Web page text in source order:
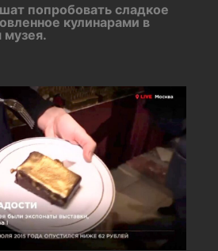
попробовать сладкое
кулинарами в
музея.